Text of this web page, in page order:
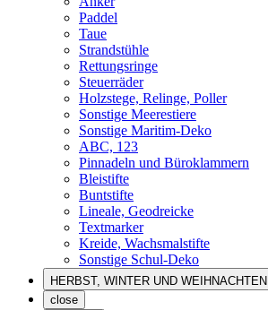
Paddel
Taue
Strandstühle
Rettungsringe
Steuerräder
Holzstege, Relinge, Poller
Sonstige Meerestiere
Sonstige Maritim-Deko
ABC, 123
Pinnadeln und Büroklammern
Bleistifte
Buntstifte
Lineale, Geodreicke
Textmarker
Kreide, Wachsmalstifte
Sonstige Schul-Deko
HERBST, WINTER UND WEIHNACHTEN
close